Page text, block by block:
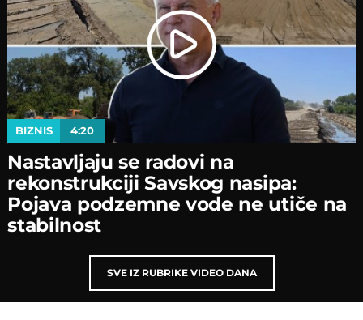
BIZNIS 4:20
Nastavljaјu se radovi na
rekonstrukciјi Savskog nasipa:
Poјava podzemne vode ne utiče na
stabilnost
SVE IZ RUBRIKE VIDEO DANA